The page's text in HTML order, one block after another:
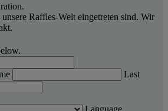
Raffles-Welt eingetreten sind. Wir
Last
Language